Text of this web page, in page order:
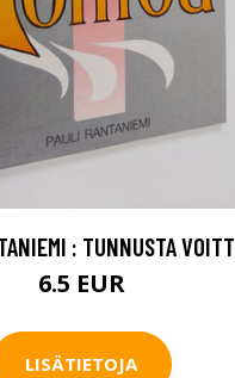
: TUNNUSTA
6.5 EUR
LISÄTIETOJA